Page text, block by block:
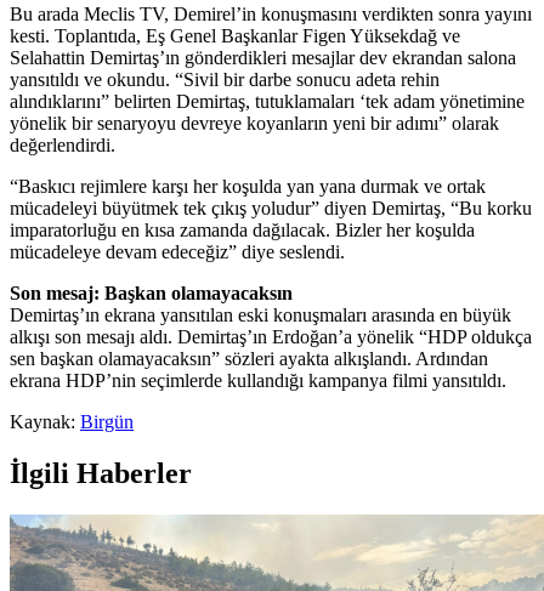
Bu arada Meclis TV, Demirel’in konuşmasını verdikten sonra yayını
kesti. Toplantıda, Eş Genel Başkanlar Figen Yüksekdağ ve
Selahattin Demirtaş’ın gönderdikleri mesajlar dev ekrandan salona
yansıtıldı ve okundu. “Sivil bir darbe sonucu adeta rehin
alındıklarını” belirten Demirtaş, tutuklamaları ‘tek adam yönetimine
yönelik bir senaryoyu devreye koyanların yeni bir adımı” olarak
değerlendirdi.
“Baskıcı rejimlere karşı her koşulda yan yana durmak ve ortak
mücadeleyi büyütmek tek çıkış yoludur” diyen Demirtaş, “Bu korku
imparatorluğu en kısa zamanda dağılacak. Bizler her koşulda
mücadeleye devam edeceğiz” diye seslendi.
Son mesaj: Başkan olamayacaksın
Demirtaş’ın ekrana yansıtılan eski konuşmaları arasında en büyük
alkışı son mesajı aldı. Demirtaş’ın Erdoğan’a yönelik “HDP oldukça
sen başkan olamayacaksın” sözleri ayakta alkışlandı. Ardından
ekrana HDP’nin seçimlerde kullandığı kampanya filmi yansıtıldı.
Kaynak: Birgün
İlgili Haberler